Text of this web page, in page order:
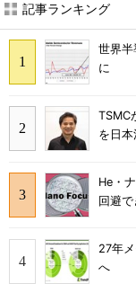
記事ランキング
世界
に
TSMC
を日本
He・
回避
27年
へ